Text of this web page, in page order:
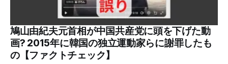
の投稿の表示回数は少なくとも合計194万回を超えている。
爆発の原因をめぐって、さまざまな根拠不明の情報が飛び交
っているため検証する。 検証過程 イオンモール熊本の爆発
2026年7月28日午後16時27分ごろ、熊本県で震度7の地震が
発生した。午後6時ごろ、嘉島町のショッピングセンター
「イ
鳩山由紀夫元首相が中国共産党に頭を下げた動
画? 2015年に韓国の独立運動家らに謝罪したも
の【ファクトチェック】